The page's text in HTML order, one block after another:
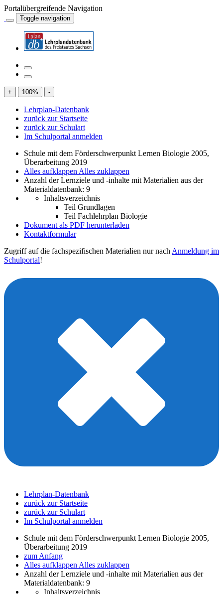
Portalübergreifende Navigation
Toggle navigation
+ 100% -
Lehrplan-Datenbank
zurück zur Startseite
zurück zur Schulart
Im Schulportal anmelden
Schule mit dem Förderschwerpunkt Lernen Biologie 2005,
Überarbeitung 2019
Alles aufklappen Alles zuklappen
Anzahl der Lernziele und -inhalte mit Materialien aus der
Materialdatenbank: 9
Inhaltsverzeichnis
Teil Grundlagen
Teil Fachlehrplan Biologie
Dokument als PDF herunterladen
Kontaktformular
Zugriff auf die fachspezifischen Materialien nur nach Anmeldung im
Schulportal!
Lehrplan-Datenbank
zurück zur Startseite
zurück zur Schulart
Im Schulportal anmelden
Schule mit dem Förderschwerpunkt Lernen Biologie 2005,
Überarbeitung 2019
zum Anfang
Alles aufklappen Alles zuklappen
Anzahl der Lernziele und -inhalte mit Materialien aus der
Materialdatenbank: 9
Inhaltsverzeichnis